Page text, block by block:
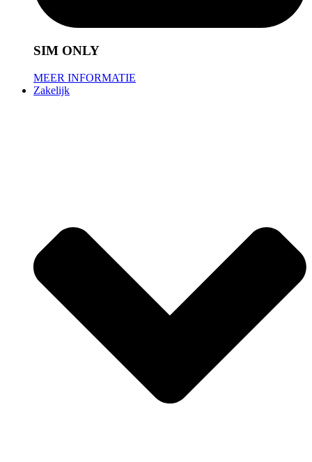
SIM ONLY
MEER INFORMATIE
Zakelijk